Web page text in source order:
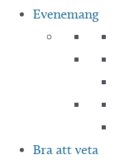
Evenemang
Bra att veta